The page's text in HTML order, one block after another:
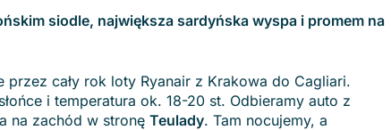
siodle, największa sardyńska wyspa i promem na
cały rok loty Ryanair z Krakowa do Cagliari.
i temperatura ok. 18-20 st. Odbieramy auto z
na zachód w stronę Teulady. Tam nocujemy, a